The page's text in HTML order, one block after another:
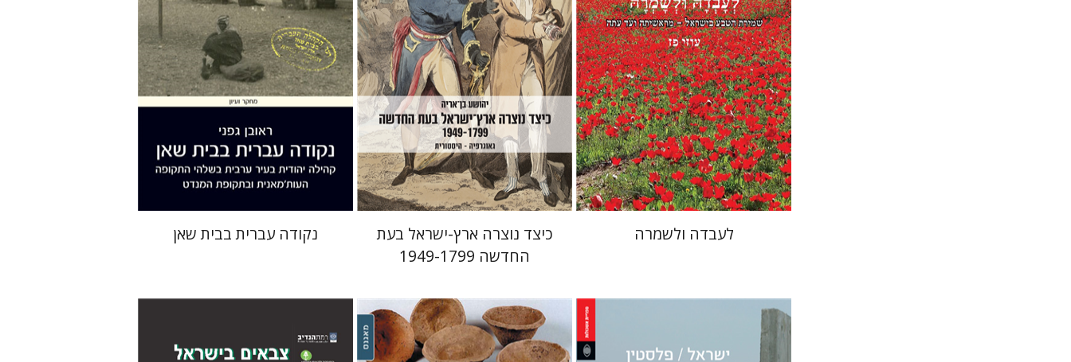
הנחת אתר ספר מודפס
$50
$45
לעבדה ולשמרה
הנחת אתר ספר מודפס
$49
$44
כיצד נוצרה ארץ-ישראל בעת
החדשה 1949-1799
הנחת אתר ספר מודפס
$31
$28
נקודה עברית בבית שאן
יורם יום-טוב